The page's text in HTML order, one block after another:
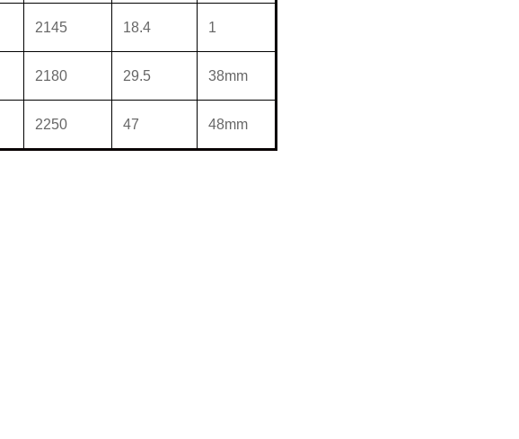
2145 18.4 1
2180 29.5 38mm
2250 47 48mm